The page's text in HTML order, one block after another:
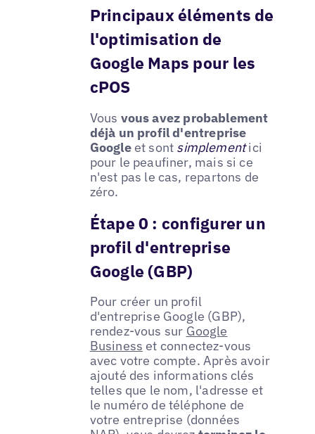
Principaux éléments de
l'optimisation de
Google Maps pour les
cPOS
Vous vous avez probablement
déjà un profil d'entreprise
Googleet sont simplementici
pour le peaufiner, mais si ce
n'est pas le cas, repartons de
zéro.
Étape 0 : configurer un
profil d'entreprise
Google (GBP)
Pour créer un profil
d'entreprise Google (GBP),
rendez-vous sur Google
Business et connectez-vous
avec votre compte. Après avoir
ajouté des informations clés
telles que le nom, l'adresse et
le numéro de téléphone de
votre entreprise (données